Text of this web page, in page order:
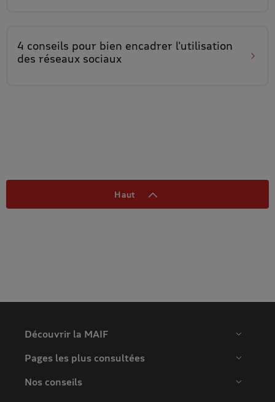
4 conseils pour bien encadrer l'utilisation
des réseaux sociaux
Haut
Découvrir la MAIF
Pages les plus consultées
Nos conseils